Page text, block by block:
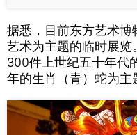
据悉，目前东方艺术
艺术为主题的临时展览
300件上世纪五十年代
年的生肖（青）蛇为主